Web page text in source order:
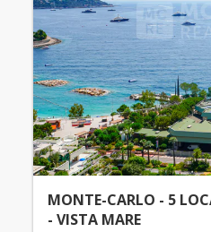
MONTE-CARLO - 5
- VISTA MARE